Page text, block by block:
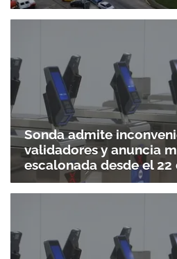
Sonda admite
validadores y anuncia
escalonada desde el 22